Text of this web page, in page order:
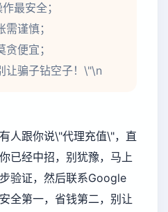
最安全；
谨慎；
便宜；
让骗子钻空子！\"\n
人跟你说\"代理充值\"，直
已经中招，别犹豫，马上
验证，然后联系Google
全第一，省钱第二，别让